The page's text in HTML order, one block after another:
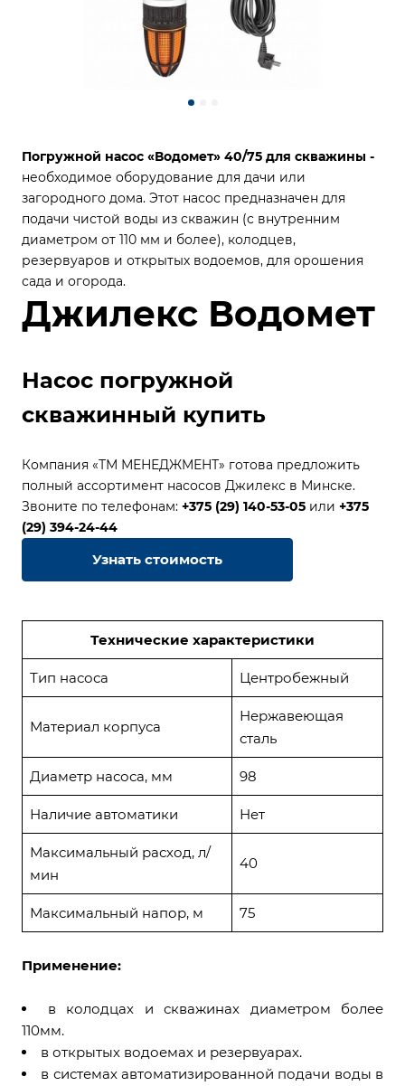
Погружной насос «Водомет» 40/75 для скважины -
необходимое оборудование для дачи или
загородного дома. Этот насос предназначен для
подачи чистой воды из скважин (с внутренним
диаметром от 110 мм и более), колодцев,
резервуаров и открытых водоемов, для орошения
сада и огорода.
Джилекс Водомет
Насос погружной
скважинный купить
Компания «ТМ МЕНЕДЖМЕНТ» готова предложить
полный ассортимент насосов Джилекс в Минске.
Звоните по телефонам: +375 (29) 140-53-05 или +375
(29) 394-24-44
Узнать стоимость
Технические характеристики
Тип насоса Центробежный
Материал корпуса
Нержавеющая
сталь
Диаметр насоса, мм 98
Наличие автоматики Нет
Максимальный расход, л/
мин
40
Максимальный напор, м 75
Применение:
в колодцах и скважинах диаметром более
110мм.
в открытых водоемах и резервуарах.
в системах автоматизированной подачи воды в